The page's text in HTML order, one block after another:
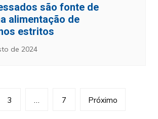
são fonte de
alimentação de
estritos
de 2024
3 7 Próximo